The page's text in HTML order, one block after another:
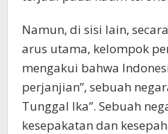
Namun, di sisi lain, secara
arus utama, kelompok
mengakui bahwa
perjanjian”, sebuah
Tunggal Ika”. Sebuah
kesepakatan dan